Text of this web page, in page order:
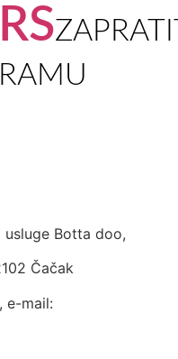
Botta doo,
Čačak
e-mail: